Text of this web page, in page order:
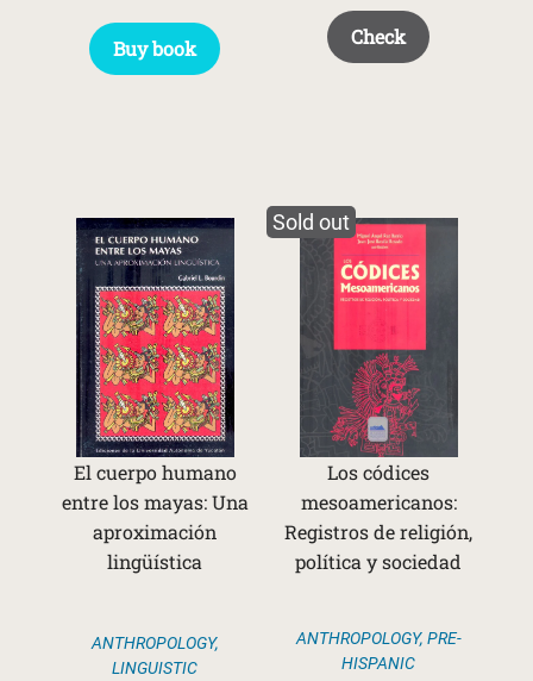
Buy book Check
El cuerpo humano
entre los mayas: Una
aproximación
lingüística
ANTHROPOLOGY,
LINGUISTIC
Sold out
Los códices
mesoamericanos:
Registros de religión,
política y sociedad
ANTHROPOLOGY, PRE-
HISPANIC